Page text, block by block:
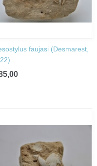
faujasi (Desmarest,